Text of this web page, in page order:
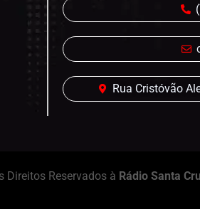
Rua Cristóvão
Direitos Reservados à Rádio Santa